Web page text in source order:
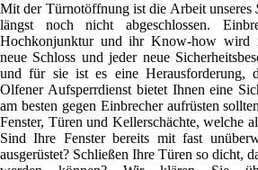
Mit der Türnotöffnung ist die Arbeit unseres
längst noch nicht abgeschlossen.
Hochkonjunktur und ihr Know-how wird
neue Schloss und jeder neue
und für sie ist es eine Herausforderung,
Olfener Aufsperrdienst bietet Ihnen eine
am besten gegen Einbrecher aufrüsten
Fenster, Türen und Kellerschächte, welche
Sind Ihre Fenster bereits mit fast
ausgerüstet? Schließen Ihre Türen so dicht,